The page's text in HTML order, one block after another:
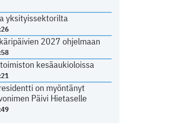
yksityissektorilta
2027 ohjelmaan
kesäaukioloissa
on myöntänyt
Päivi Hietaselle